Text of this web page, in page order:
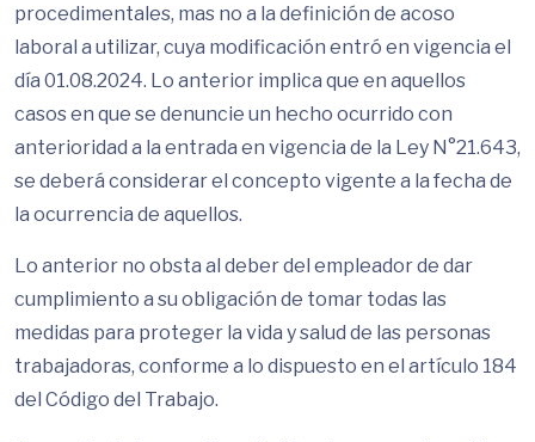
procedimentales, mas no a la definición de acoso
laboral a utilizar, cuya modificación entró en vigencia el
día 01.08.2024. Lo anterior implica que en aquellos
casos en que se denuncie un hecho ocurrido con
anterioridad a la entrada en vigencia de la Ley N°21.643,
se deberá considerar el concepto vigente a la fecha de
la ocurrencia de aquellos.
Lo anterior no obsta al deber del empleador de dar
cumplimiento a su obligación de tomar todas las
medidas para proteger la vida y salud de las personas
trabajadoras, conforme a lo dispuesto en el artículo 184
del Código del Trabajo.